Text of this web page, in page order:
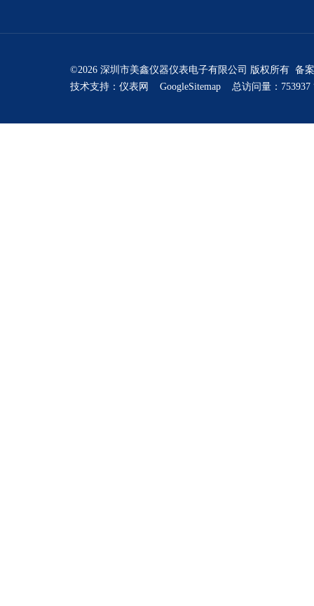
©2026 深圳市美鑫仪器仪表电子有限公司 版权所有 备
技术支持： 仪表网 GoogleSitemap 总访问量：753937